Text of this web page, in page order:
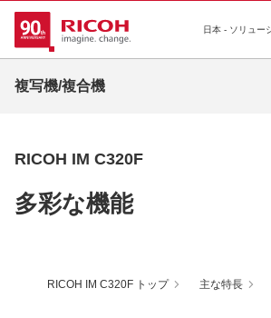
日本 - ソリュー
複写機/複合機
デジタル広幅複合機
RICOH IM C320F
多彩な機能
RICOH IM C320F トップ 主な特長